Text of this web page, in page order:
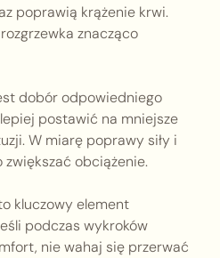
poprawią krążenie krwi.
znacząco
dobór odpowiedniego
postawić na mniejsze
W miarę poprawy siły i
obciążenie.
kluczowy element
podczas wykroków
nie wahaj się przerwać